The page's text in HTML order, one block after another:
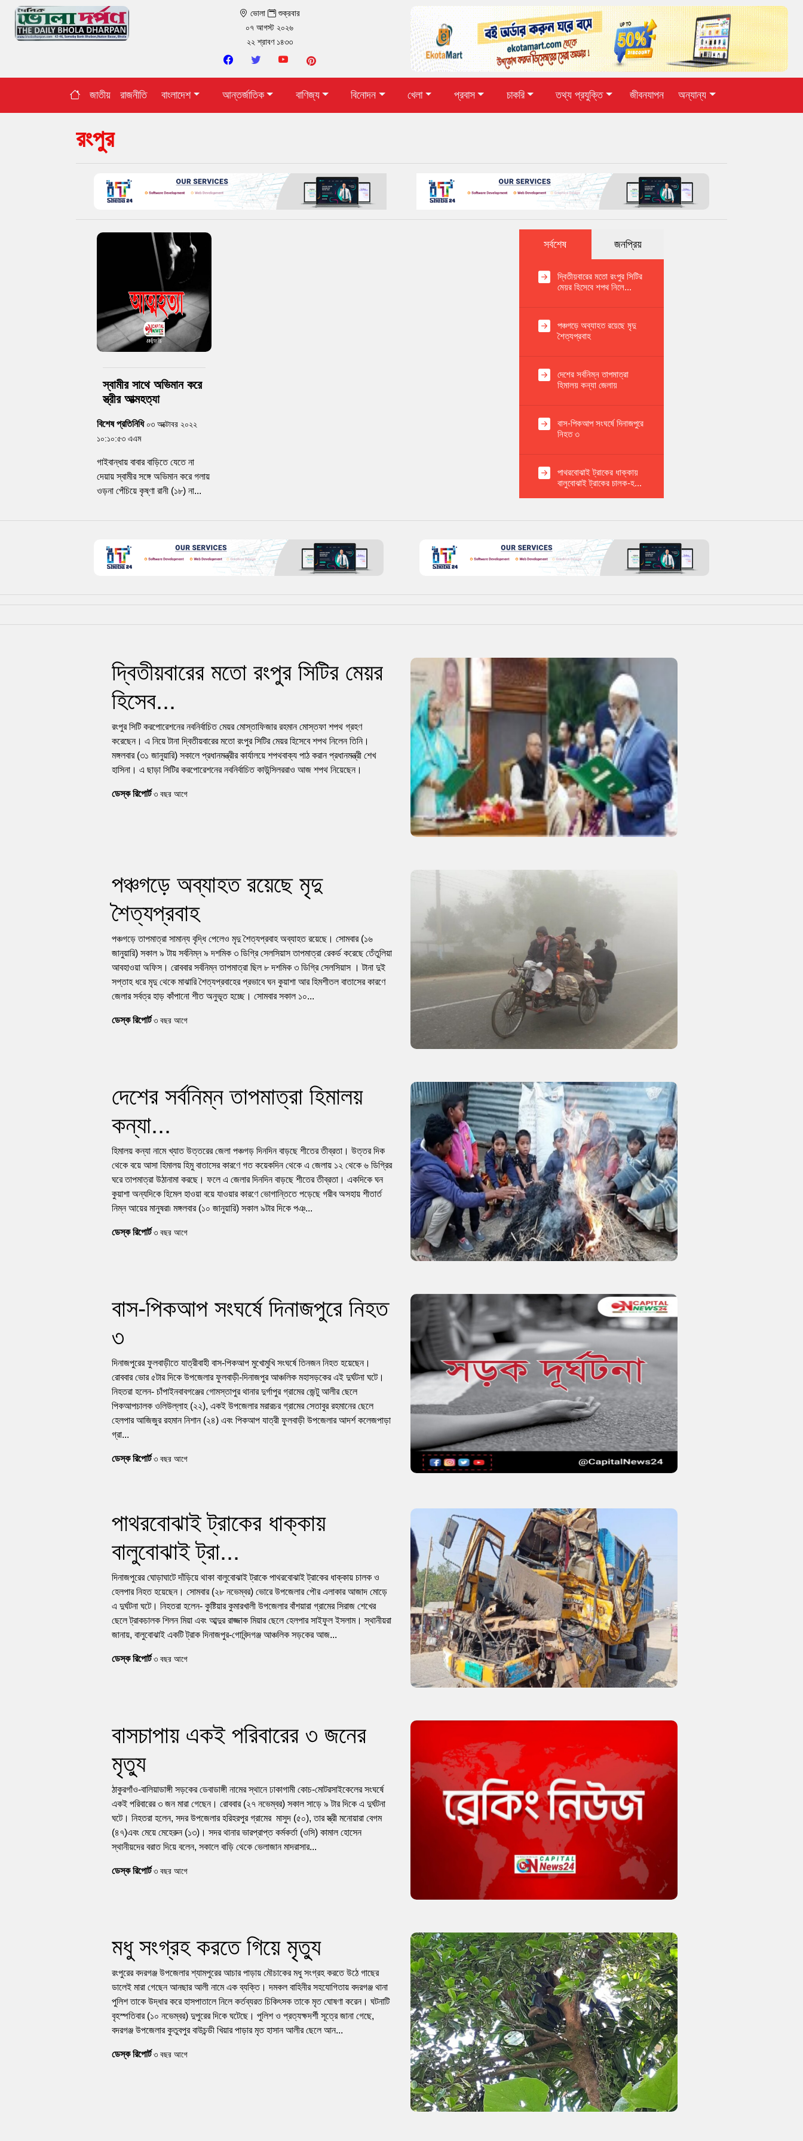
ভোলা
শুক্রবার
০৭ আগস্ট ২০২৬
২২ শ্রাবণ ১৪৩৩
জাতীয় রাজনীতি বাংলাদেশ আন্তর্জাতিক বাণিজ্য বিনোদন খেলা প্রবাস চাকরি তথ্য প্রযুক্তি জীবনযাপন অন্যান্য
রংপুর
স্বামীর সাথে অভিমান করে
স্ত্রীর আত্মহত্যা
বিশেষ প্রতিনিধি ০৩ অক্টোবর ২০২২
১০:১০:৫৩ এএম
গাইবান্ধায় বাবার বাড়িতে যেতে না
দেয়ায় স্বামীর সঙ্গে অভিমান করে গলায়
ওড়না পেঁচিয়ে কৃষ্ণা রানী (১৮) না...
সর্বশেষ জনপ্রিয়
দ্বিতীয়বারের মতো রংপুর সিটির
মেয়র হিসেবে শপথ নিলে...
পঞ্চগড়ে অব্যাহত রয়েছে মৃদু
শৈত্যপ্রবাহ
দেশের সর্বনিম্ন তাপমাত্রা
হিমালয় কন্যা জেলায়
বাস-পিকআপ সংঘর্ষে দিনাজপুরে
নিহত ৩
পাথরবোঝাই ট্রাকের ধাক্কায়
বালুবোঝাই ট্রাকের চালক-হ...
বাসচাপায় একই পরিবারের ৩
মধু সংগ্রহ করতে গিয়ে মৃত্যু
বিএসএফের গুলিতে লোহাকুচি
পেঁয়াজের ঝাঁজ কমলো ১০ টাকা
৮ মাস বয়সী ছেলেকে নিয়ে মা
বেঁচে ফিরলেও মেয়ে নিখোঁ...
দ্বিতীয়বারের মতো রংপুর সিটির মেয়র
হিসেব...
রংপুর সিটি করপোরেশনের নবনির্বাচিত মেয়র মোস্তাফিজার রহমান মোস্তফা শপথ গ্রহণ
করেছেন। এ নিয়ে টানা দ্বিতীয়বারের মতো রংপুর সিটির মেয়র হিসেবে শপথ নিলেন তিনি।
মঙ্গলবার (৩১ জানুয়ারি) সকালে প্রধানমন্ত্রীর কার্যালয়ে শপথবাক্য পাঠ করান প্রধানমন্ত্রী শেখ
হাসিনা। এ ছাড়া সিটির করপোরেশনের নবনির্বাচিত কাউন্সিলররাও আজ শপথ নিয়েছেন।
ডেস্ক রিপোর্ট ৩ বছর আগে
পঞ্চগড়ে অব্যাহত রয়েছে মৃদু
শৈত্যপ্রবাহ
পঞ্চগড়ে তাপমাত্রা সামান্য বৃদ্ধি পেলেও মৃদু শৈত্যপ্রবাহ অব্যাহত রয়েছে। সোমবার (১৬
জানুয়ারি) সকাল ৯ টায় সর্বনিম্ন ৯ দশমিক ৩ ডিগ্রি সেলসিয়াস তাপমাত্রা রেকর্ড করেছে তেঁতুলিয়া
আবহাওয়া অফিস। রোববার সর্বনিম্ন তাপমাত্রা ছিল ৮ দশমিক ৩ ডিগ্রি সেলসিয়াস । টানা দুই
সপ্তাহ ধরে মৃদু থেকে মাঝারি শৈত্যপ্রবাহের প্রভাবে ঘন কুয়াশা আর হিমশীতল বাতাসের কারণে
জেলার সর্বত্র হাড় কাঁপানো শীত অনুভূত হচ্ছে। সোমবার সকাল ১০...
ডেস্ক রিপোর্ট ৩ বছর আগে
দেশের সর্বনিম্ন তাপমাত্রা হিমালয়
কন্যা...
হিমালয় কন্যা নামে খ্যাত উত্তরের জেলা পঞ্চগড় দিনদিন বাড়ছে শীতের তীব্রতা। উত্তর দিক
থেকে বয়ে আসা হিমালয় হিমু বাতাসের কারণে গত কয়েকদিন থেকে এ জেলায় ১২ থেকে ৬ ডিগ্রির
ঘরে তাপমাত্রা উঠানামা করছে। ফলে এ জেলার দিনদিন বাড়ছে শীতের তীব্রতা। একদিকে ঘন
কুয়াশা অন্যদিকে হিমেল হাওয়া বয়ে যাওয়ার কারণে ভোগান্তিতে পড়েছে গরীব অসহায় শীতার্ত
নিম্ন আয়ের মানুষরা৷ মঙ্গলবার (১০ জানুয়ারি) সকাল ৯টার দিকে পঞ্...
ডেস্ক রিপোর্ট ৩ বছর আগে
বাস-পিকআপ সংঘর্ষে দিনাজপুরে নিহত
৩
দিনাজপুরের ফুলবাড়ীতে যাত্রীবাহী বাস-পিকআপ মুখোমুখি সংঘর্ষে তিনজন নিহত হয়েছেন।
রোববার ভোর ৫টার দিকে উপজেলার ফুলবাড়ী-দিনাজপুর আঞ্চলিক মহাসড়কের এই দুর্ঘটনা ঘটে।
নিহতরা হলেন- চাঁপাইনবাবগঞ্জের গোমস্তাপুর থানার দুর্গাপুর গ্রামের জেন্টু আলীর ছেলে
পিকআপচালক ওলিউল্লাহ (২২), একই উপজেলার মরারচর গ্রামের সেতাবুর রহমানের ছেলে
হেলপার আজিজুর রহমান নিশান (২৪) এবং পিকআপ যাত্রী ফুলবাড়ী উপজেলার আদর্শ কলেজপাড়া
গ্রা...
ডেস্ক রিপোর্ট ৩ বছর আগে
পাথরবোঝাই ট্রাকের ধাক্কায়
বালুবোঝাই ট্রা...
দিনাজপুরের ঘোড়াঘাটে দাঁড়িয়ে থাকা বালুবোঝাই ট্রাকে পাথরবোঝাই ট্রাকের ধাক্কায় চালক ও
হেলপার নিহত হয়েছেন। সোমবার (২৮ নভেম্বর) ভোরে উপজেলার পৌর এলাকার আজাদ মোড়ে
এ দুর্ঘটনা ঘটে। নিহতরা হলেন- কুষ্টিয়ার কুমারখালী উপজেলার বাঁশয়ারা গ্রামের সিরাজ শেখের
ছেলে ট্রাকচালক শিলন মিয়া এবং আব্দুর রাজ্জাক মিয়ার ছেলে হেলপার সাইফুল ইসলাম। স্থানীয়রা
জানায়, বালুবোঝাই একটি ট্রাক দিনাজপুর-গোবিন্দগঞ্জ আঞ্চলিক সড়কের আজ...
ডেস্ক রিপোর্ট ৩ বছর আগে
বাসচাপায় একই পরিবারের ৩ জনের
মৃত্যু
ঠাকুরগাঁও-বালিয়াডাঙ্গী সড়কের ডেবাডাঙ্গী নামের স্থানে ঢাকাগামী কোচ-মোটরসাইকেলের সংঘর্ষে
একই পরিবারের ৩ জন মারা গেছেন। রোববার (২৭ নভেম্বর) সকাল সাড়ে ৯ টার দিকে এ দুর্ঘটনা
ঘটে। নিহতরা হলেন, সদর উপজেলার হরিহরপুর গ্রামের মাসুদ (৫০), তার স্ত্রী মনোয়ারা বেগম
(৪৭)এবং মেয়ে মেহেরুন (১৩)। সদর থানার ভারপ্রাপ্ত কর্মকর্তা (ওসি) কামাল হোসেন
স্থানীয়দের বরাত দিয়ে বলেন, সকালে বাড়ি থেকে ভেলাজান মাদরাসার...
ডেস্ক রিপোর্ট ৩ বছর আগে
মধু সংগ্রহ করতে গিয়ে মৃত্যু
রংপুরের বদরগঞ্জ উপজেলার শ্যামপুরের আচার পাড়ায় মৌচাকের মধু সংগ্রহ করতে উঠে গাছের
ডালেই মারা গেছেন আনছার আলী নামে এক ব্যক্তি। দমকল বাহিনীর সহযোগিতায় বদরগঞ্জ থানা
পুলিশ তাকে উদ্ধার করে হাসপাতালে নিলে কর্তব্যরত চিকিৎসক তাকে মৃত ঘোষণা করেন। ঘটনাটি
বৃহস্পতিবার (১০ নভেম্বর) দুপুরের দিকে ঘটেছে। পুলিশ ও প্রত্যক্ষদর্শী সূত্রে জানা গেছে,
বদরগঞ্জ উপজেলার কুতুবপুর বাউচন্ডী খিয়ার পাড়ার মৃত হাসান আলীর ছেলে আন...
ডেস্ক রিপোর্ট ৩ বছর আগে